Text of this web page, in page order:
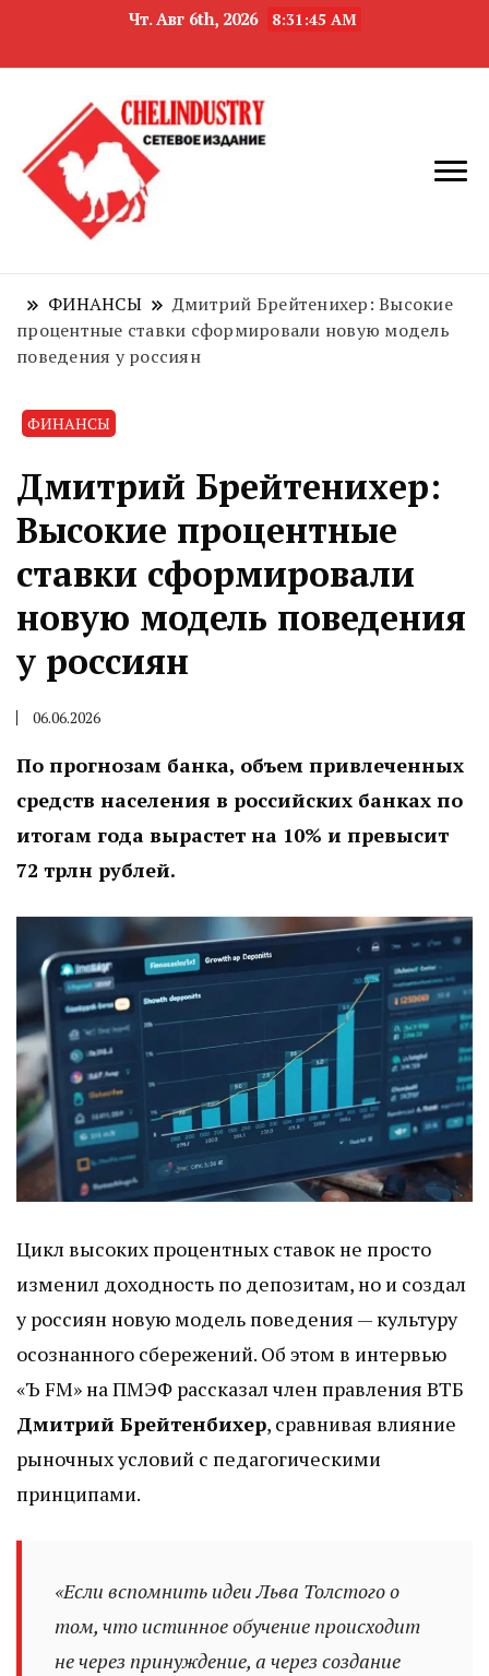
Чт. Авг 6th, 2026 8:31:46 AM
область
недвижимости
ФИНАНСЫ
Дмитрий Брейтенихер: Высокие
процентные ставки сформировали новую модель
поведения у россиян
ФИНАНСЫ
Дмитрий Брейтенихер:
Высокие процентные
ставки сформировали
новую модель поведения
у россиян
06.06.2026
По прогнозам банка, объем привлеченных
средств населения в российских банках по
итогам года вырастет на 10% и превысит
72 трлн рублей.
Цикл высоких процентных ставок не просто
изменил доходность по депозитам, но и создал
у россиян новую модель поведения — культуру
осознанного сбережений. Об этом в интервью
«Ъ FM» на ПМЭФ рассказал член правления ВТБ
Дмитрий Брейтенбихер, сравнивая влияние
рыночных условий с педагогическими
принципами.
«Если вспомнить идеи Льва Толстого о
том, что истинное обучение происходит
не через принуждение, а через создание